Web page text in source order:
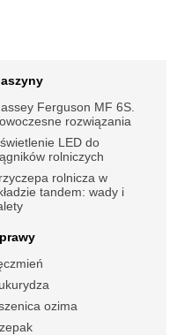
Ferguson MF 6S.
rozwiązania
LED do
rolniczych
rolnicza w
tandem: wady i
ozima